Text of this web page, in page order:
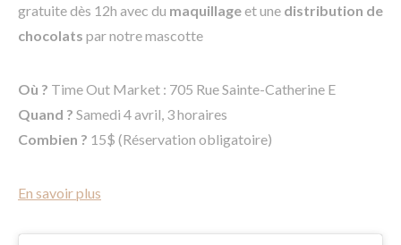
gratuite dès 12h avec du maquillageet une distribution de
chocolats par notre mascotte
Où ? Time Out Market : 705 Rue Sainte-Catherine E
Quand ? Samedi 4 avril, 3 horaires
Combien ? 15$ (Réservation obligatoire)
En savoir plus